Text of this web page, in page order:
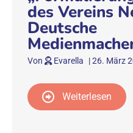
des Vereins
Deutsche
Von Evarella |26. März
Weiterlesen